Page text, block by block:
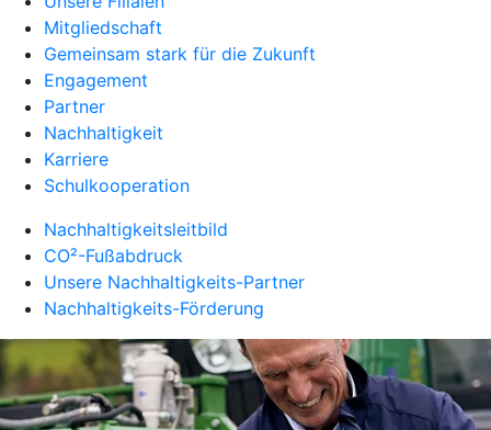
Mitgliedschaft
Gemeinsam stark für die Zukunft
Engagement
Partner
Nachhaltigkeit
Karriere
Schulkooperation
Nachhaltigkeitsleitbild
CO²-Fußabdruck
Unsere Nachhaltigkeits-Partner
Nachhaltigkeits-Förderung